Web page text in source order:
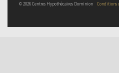
© 2026 Centres Hypothécaires Dominion Conditions